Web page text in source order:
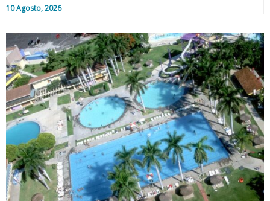
10 Agosto, 2026
Editorial
Nacional
Colaboradores
Internacional
Cultura